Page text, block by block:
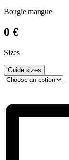
Bougie mangue
0 €
Sizes
Guide sizes